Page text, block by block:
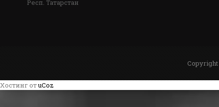
Респ. Татарстан
Хостинг отuCoz